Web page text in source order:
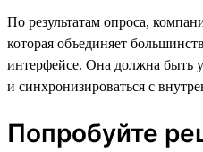
По результатам опроса,
которая объединяет
интерфейсе. Она должна быть
и синхронизироваться с
Попробуйте